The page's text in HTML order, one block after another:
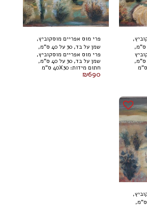
שמן על בד, 30 על 40 ס"מ,
שמן על בד, 30 על 40 ס"מ,
פרי מוס אפריים מוסקוביץ,
שמן על בד, 30 על 40 ס"מ,
חתום
פרי מוס אפריים מוסקוביץ,
שמן על בד, 30 על 40 ס"מ,
חתום מידות: 40X30 ס"מ
₪690
שמן על בד, 48 על 58 ס"מ,